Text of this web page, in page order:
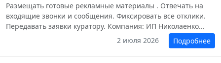
Размещать готовые рекламные материалы . Отвечать на
входящие звонки и сообщения. Фиксировать все отклики.
Передавать заявки куратору. Компания: ИП Николаенко...
2 июля 2026
Подробнее